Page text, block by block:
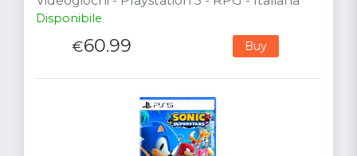
Disponibile
€60.99 Buy